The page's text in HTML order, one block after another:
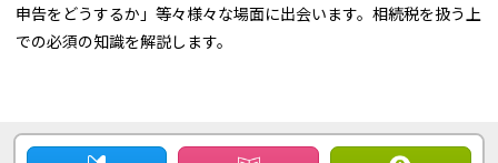
申告をどうするか」等々様々な場面に出会います。相続税を扱う上
での必須の知識を解説します。